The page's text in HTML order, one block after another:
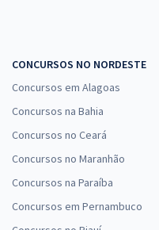
CONCURSOS NO NORDESTE
Concursos em Alagoas
Concursos na Bahia
Concursos no Ceará
Concursos no Maranhão
Concursos na Paraíba
Concursos em Pernambuco